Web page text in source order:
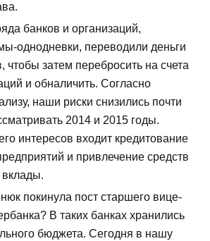
банков и организаций,
однодневки, переводили деньги
чтобы затем перебросить на счета
и обналичить. Согласно
наши риски снизились почти
2014 и 2015 годы.
интересов входит кредитование
и привлечение средств
вклады.
покинула пост старшего вице-
В таких банках хранились
бюджета. Сегодня в нашу